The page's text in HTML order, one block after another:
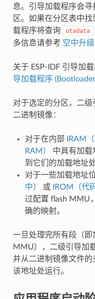
息。引导加载程序会寻
区。如果在分区表中
载程序将查询
otadata
多信息请参考 空中升级
关于 ESP-IDF 引导加
导加载程序
对于选定的分区，二
二进制镜像：
对于在内部 IRAM
RAM）
中具有加载
到它们的加载地址处
对于一些加载地址
中）
或 IROM（代
过配置 flash MMU
确的映射。
一旦处理完所有段（
MMU），二级引导加
并从二进制镜像文件的
该地址处运行。